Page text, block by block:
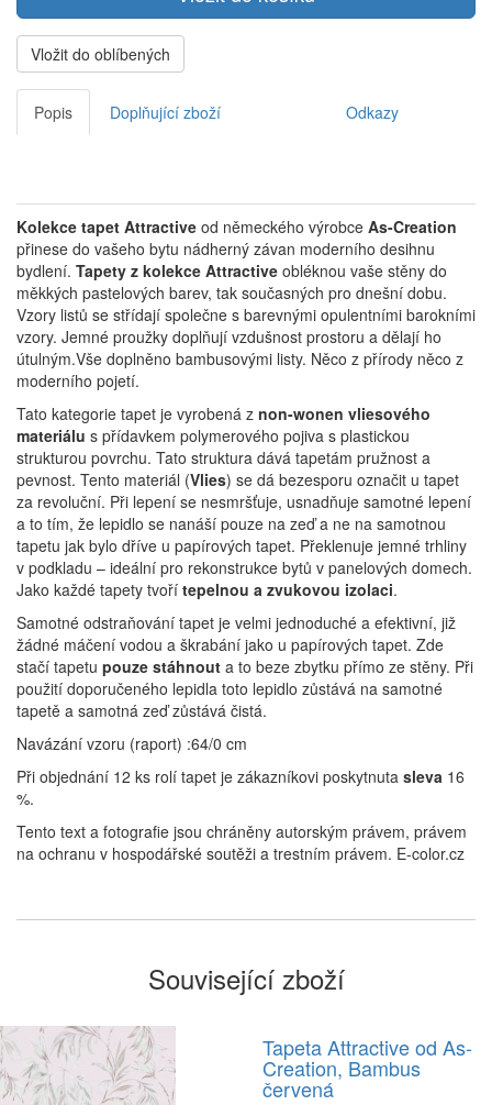
Vložit do oblíbených
Popis Doplňující zboží Odkazy
Kolekce tapet Attractive od německého výrobce As-Creation
přinese do vašeho bytu nádherný závan moderního desihnu
bydlení. Tapety z kolekce Attractive obléknou vaše stěny do
měkkých pastelových barev, tak současných pro dnešní dobu.
Vzory listů se střídají společne s barevnými opulentními barokními
vzory. Jemné proužky doplňují vzdušnost prostoru a dělají ho
útulným.Vše doplněno bambusovými listy. Něco z přírody něco z
moderního pojetí.
Tato kategorie tapet je vyrobená z non-wonen vliesového
materiálu s přídavkem polymerového pojiva s plastickou
strukturou povrchu. Tato struktura dává tapetám pružnost a
pevnost. Tento materiál (Vlies) se dá bezesporu označit u tapet
za revoluční. Při lepení se nesmršťuje, usnadňuje samotné lepení
a to tím, že lepidlo se nanáší pouze na zeď a ne na samotnou
tapetu jak bylo dříve u papírových tapet. Překlenuje jemné trhliny
v podkladu – ideální pro rekonstrukce bytů v panelových domech.
Jako každé tapety tvoří tepelnou a zvukovou izolaci.
Samotné odstraňování tapet je velmi jednoduché a efektivní, již
žádné máčení vodou a škrabání jako u papírových tapet. Zde
stačí tapetu pouze stáhnout a to beze zbytku přímo ze stěny. Při
použití doporučeného lepidla toto lepidlo zůstává na samotné
tapetě a samotná zeď zůstává čistá.
Navázání vzoru (raport) :64/0 cm
Při objednání 12 ks rolí tapet je zákazníkovi poskytnuta sleva 16
%.
Tento text a fotografie jsou chráněny autorským právem, právem
na ochranu v hospodářské soutěži a trestním právem. E-color.cz
Související zboží
Tapeta Attractive od As-
Creation, Bambus
červená